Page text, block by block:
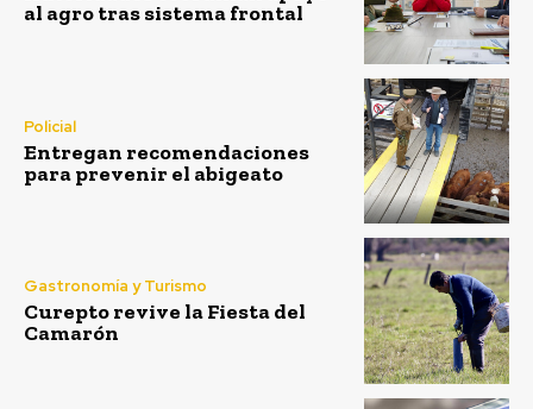
al agro tras sistema frontal
Policial
Entregan recomendaciones
para prevenir el abigeato
Gastronomía y Turismo
Curepto revive la Fiesta del
Camarón